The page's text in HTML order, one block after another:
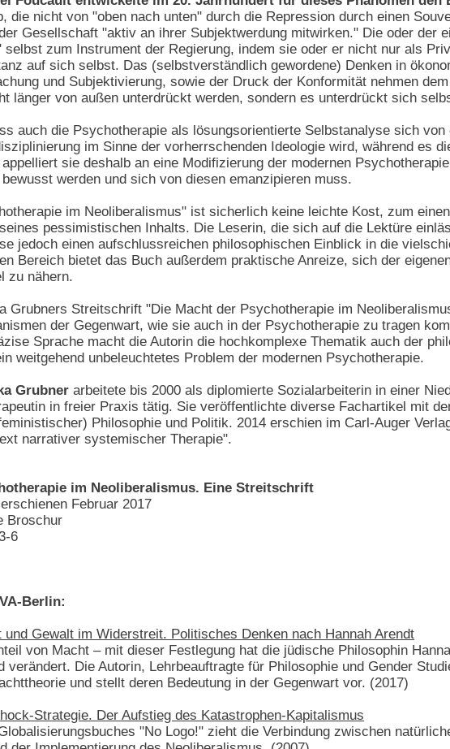
die nicht von "oben nach unten" durch die Repression durch einen
Gesellschaft "aktiv an ihrer Subjektwerdung mitwirken." Die oder der
selbst zum Instrument der Regierung, indem sie oder er nicht nur als
auf sich selbst. Das (selbstverständlich gewordene) Denken in
und Subjektivierung, sowie der Druck der Konformität nehmen
länger von außen unterdrückt werden, sondern es unterdrückt sich
auch die Psychotherapie als lösungsorientierte Selbstanalyse sich
im Sinne der vorherrschenden Ideologie wird, während es
sie deshalb an eine Modifizierung der modernen
werden und sich von diesen emanzipieren muss.
im Neoliberalismus" ist sicherlich keine leichte Kost, zum
pessimistischen Inhalts. Die Leserin, die sich auf die Lektüre
jedoch einen aufschlussreichen philosophischen Einblick in die
Bereich bietet das Buch außerdem praktische Anreize, sich der
zu nähern.
Grubners Streitschrift "Die Macht der Psychotherapie im
der Gegenwart, wie sie auch in der Psychotherapie zu tragen
Sprache macht die Autorin die hochkomplexe Thematik auch der
weitgehend unbeleuchtetes Problem der modernen Psychotherapie.
Grubner arbeitete bis 2000 als diplomierte Sozialarbeiterin in einer
in freier Praxis tätig. Sie veröffentlichte diverse Fachartikel mit
Philosophie und Politik. 2014 erschien im Carl-Auger
narrativer systemischer Therapie".
im Neoliberalismus. Eine Streitschrift
Februar 2017
Broschur
6
Berlin:
Gewalt im Widerstreit. Politisches Denken nach Hannah Arendt
von Macht – mit dieser Festlegung hat die jüdische Philosophin
verändert. Die Autorin, Lehrbeauftragte für Philosophie und Gender
und stellt deren Bedeutung in der Gegenwart vor. (2017)
Strategie. Der Aufstieg des Katastrophen-Kapitalismus
"No Logo!" zieht die Verbindung zwischen